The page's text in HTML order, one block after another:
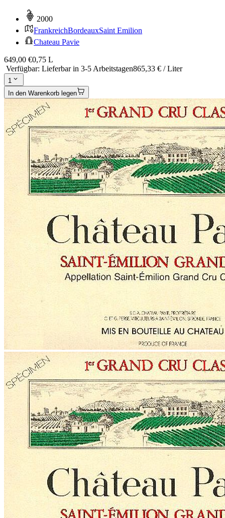
2000
FrankreichBordeauxSaint Emilion
Chateau Pavie
649,00 €0,75 L
Verfügbar: Lieferbar in 3-5 Arbeitstagen865,33 € / Liter
1
In den Warenkorb legen